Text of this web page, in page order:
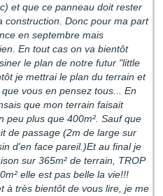
et que ce panneau doit rester
construction. Donc pour ma part
en septembre mais
En tout cas on va bientôt
le plan de notre futur "little
je mettrai le plan du terrain et
vous en pensez tous... En
que mon terrain faisait
peu plus que 400m². Sauf que
de passage (2m de large sur
d'en face pareil.)Et au final je
sur 365m² de terrain, TROP
elle est pas belle la vie!!!
à très bientôt de vous lire, je me